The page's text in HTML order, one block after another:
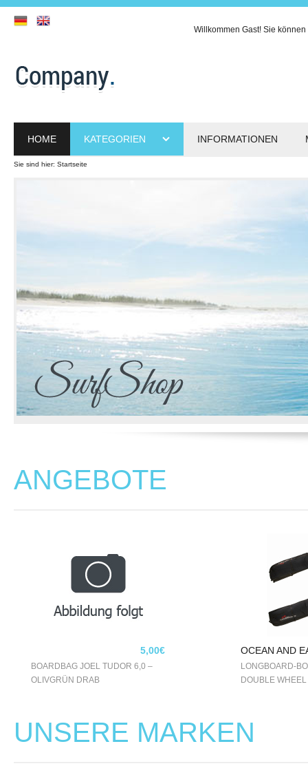
Willkommen Gast! Sie
HOME KATEGORIEN INFORMATIONEN
Sie sind hier: Startseite
ANGEBOTE
5,00€
BOARDBAG JOEL TUDOR 6,0 –
OLIVGRÜN DRAB
OCEAN AND
LONGBOARD-
DOUBLE
UNSERE MARKEN